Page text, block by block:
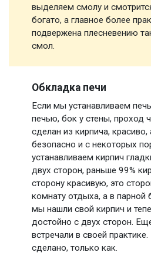
выделяем смолу и
богато, а главное более
подвержена плесневению
смол.
Обкладка печи
Если мы устанавливаем
печью, бок у стены, проход
сделан из кирпича, красиво,
безопасно и с некоторых
устанавливаем кирпич
двух сторон, раньше 99%
сторону красивую, это
комнату отдыха, а в
мы нашли свой кирпич и
достойно с двух сторон.
встречали в своей
сделано, только как.